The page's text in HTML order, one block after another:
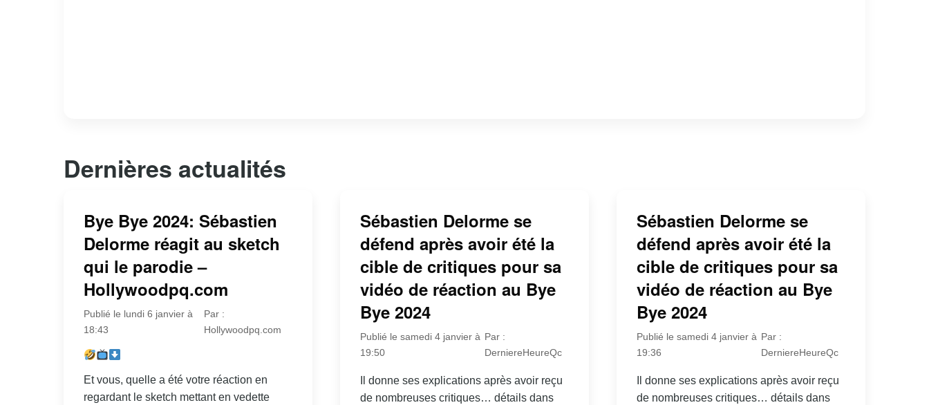
Dernières actualités
Bye Bye 2024: Sébastien
Delorme réagit au sketch
qui le parodie –
Hollywoodpq.com
Publié le lundi 6 janvier à
18:43
Par :
Hollywoodpq.com
Et vous, quelle a été votre réaction en
regardant le sketch mettant en vedette
Sébastien Delorme se
défend après avoir été la
cible de critiques pour sa
vidéo de réaction au Bye
Bye 2024
Publié le samedi 4 janvier à
19:50
Par :
DerniereHeureQc
Il donne ses explications après avoir reçu
de nombreuses critiques… détails dans
Sébastien Delorme se
défend après avoir été la
cible de critiques pour sa
vidéo de réaction au Bye
Bye 2024
Publié le samedi 4 janvier à
19:36
Par :
DerniereHeureQc
Il donne ses explications après avoir reçu
de nombreuses critiques… détails dans